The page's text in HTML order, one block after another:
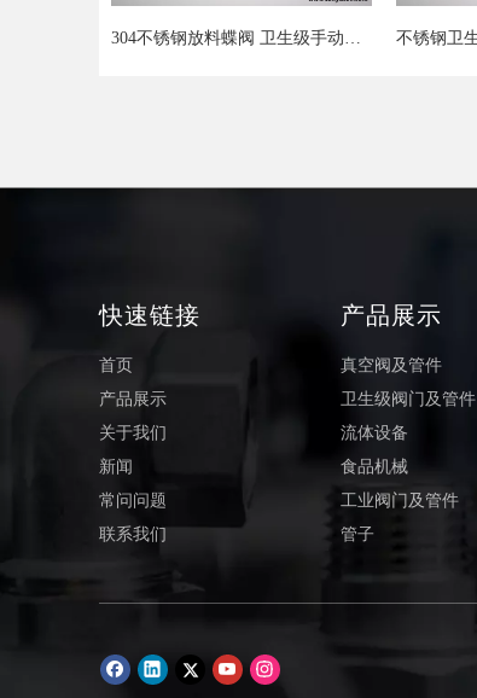
不锈钢卫生级蝶阀 不锈钢鸭嘴手柄
快速链接
首页
产品展示
关于我们
新闻
常问问题
联系我们
产品展示
真空阀及管件
卫生级阀门及管件
流体设备
食品机械
工业阀门及管件
管子